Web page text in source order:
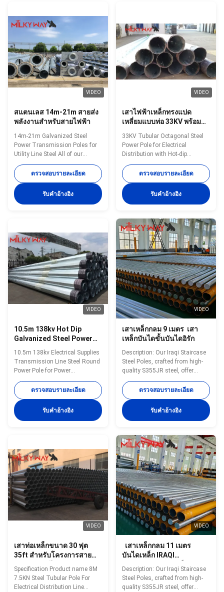
Q235(S235,SS400),
Q345(S355JR), Q460, etc
Welding: Welding complies with
CSA and AWS, AWS D1.1
standard. The welders have got
corresponding certificate after
testing and inspection
reason to refuse the material .
Before put into production ,all
the material must pass the
chemical and physical analysis
to make sure
VIDEO
สแตนเลส 14m-21m สายส่ง
พลังงานสําหรับสายไฟฟ้า
14m-21m Galvanized Steel
Power Transmission Poles for
Utility Line Steel All of our
famous mill factory to assure
the quality A mill certificate
issued by the mill factory with
stamp and signature must be
to refuse the material . Before
put into production ,all the
material must pass the
chemical and physical analysis
to make sure that they have
meet the requested
ตรวจสอบรายละเอียด
รับคําอ้างอิง
VIDEO
เสาไฟฟ้าเหล็กทรงแปด
เหลี่ยมแบบท่อ 33KV พร้อม
พิกัดการออกแบบ 500 กก.
และความเร็วลม 160 กม./
ชม. ทนทานต่อแผ่นดินไหว
33KV Tubular Octagonal Steel
Power Pole for Electrical
Distribution with Hot-dip
with ASTM A123 33KV Tubular
Octagonal Height Equipment
Electrical Distribution
Galvanized Line Transmission
ASTM A36 with
Q235(S235,SS400),
Q345(S355JR), Q460, etc
Welding: Welding complies with
CSA and AWS, AWS D1.1
standard. The welders have got
corresponding certificate after
testing and inspection. Finish:
ตรวจสอบรายละเอียด
รับคําอ้างอิง
VIDEO
10.5m 138kv Hot Dip
Galvanized Steel Power
Pole for Transmission
Line with Wind Speed 160
Km/Hour and Earthquake
10.5m 138kv Electrical Supplies
Transmission Line Steel Round
Power Pole for Power
quality steel power pole
designed for 138kv
transmission lines in power
distribution networks, offering
10.5m 138kv Electrical Supplies
Transmission Line Steel Round
Power Pole Shape Conoid, Multi-
pyramidal, Columniform,
polygonal or conical Material
Q345B/A572 (minimum yield
ตรวจสอบรายละเอียด
รับคําอ้างอิง
VIDEO
เสาเหล็กกลม 9 เมตร เสา
เหล็กบันไดขั้นบันไดอิรัก
Description: Our Iraqi Staircase
Steel Poles, crafted from high-
quality S355JR steel, offer
and versatility for a wide range
of construction and structural
applications. Designed with
precision, these steel poles are
environments, making them the
ideal choice for staircases,
handrails, and other
architectural elements that
require both reliability and
aesthetic appeal. With years of
30 years
ตรวจสอบรายละเอียด
รับคําอ้างอิง
VIDEO
เสาท่อเหล็กขนาด 30 ฟุต
35ft สำหรับโครงการสาย
การกระจายไฟฟ้า
Specification Product name 8M
7.5KN Steel Tubular Pole For
Electrical Distribution Line
VIDEO
เสาเหล็กกลม 11 เมตร
บันไดเหล็ก IRAQI
Description: Our Iraqi Staircase
Steel Poles, crafted from high-
quality S355JR steel, offer